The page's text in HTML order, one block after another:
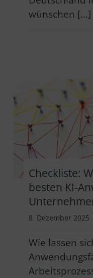
wünschen […]
Checkliste:
besten KI-
8. Dezember 2025
Wie lassen